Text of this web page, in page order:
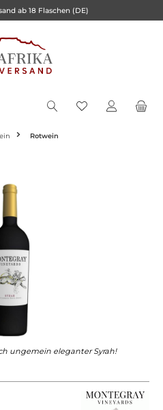
ab 18 Flaschen (DE)
Rotwein
ungemein eleganter Syrah!